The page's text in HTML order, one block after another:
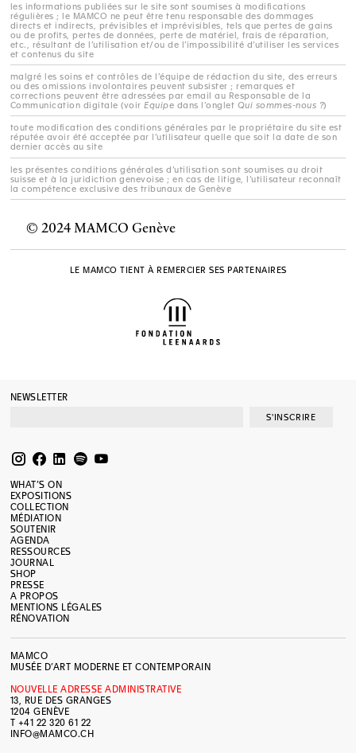
les informations publiées sur le site sont soumises à modifications
régulières ; le MAMCO ne peut être tenu responsable des dommages
directs et indirects, prévisibles et imprévisibles, tels que pertes de gains
ou de profits, pertes de données, perte de matériel, frais de réparation,
etc., résultant de l’utilisation et/ou de l’impossibilité d’utiliser les services
et contenus du site
malgré les soins et contrôles de l’équipe de rédaction du site, des erreurs
ou des omissions involontaires peuvent subsister ; remarques et
corrections peuvent être adressées par email au Responsable de la
Communication digitale (voirEquipe dans l’onglet Qui sommes-nous ?)
toute modification des conditions générales par le propriétaire du site est
réputée avoir été acceptée par l’utilisateur quelle que soit la date de son
dernier accès au site
les présentes conditions générales d’utilisation sont soumises au droit
suisse et à la juridiction genevoise ; en cas de litige, l’utilisateur reconnaît
la compétence exclusive des tribunaux de Genève
© 2024 MAMCO Genève
LE MAMCO TIENT À REMERCIER SES PARTENAIRES
NEWSLETTER
S'INSCRIRE
WHAT’S ON
EXPOSITIONS
COLLECTION
MÉDIATION
SOUTENIR
AGENDA
RESSOURCES
JOURNAL
SHOP
PRESSE
A PROPOS
MENTIONS LÉGALES
RÉNOVATION
MAMCO
MUSÉE D’ART MODERNE ET CONTEMPORAIN
NOUVELLE ADRESSE ADMINISTRATIVE
13, RUE DES GRANGES
1204 GENÈVE
T +41 22 320 61 22
INFO@MAMCO.CH